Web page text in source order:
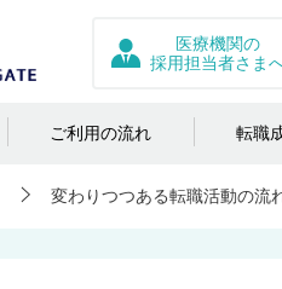
医療機関の
採用担当者さま
ご利用の流れ 転職
変わりつつある転職活動の流